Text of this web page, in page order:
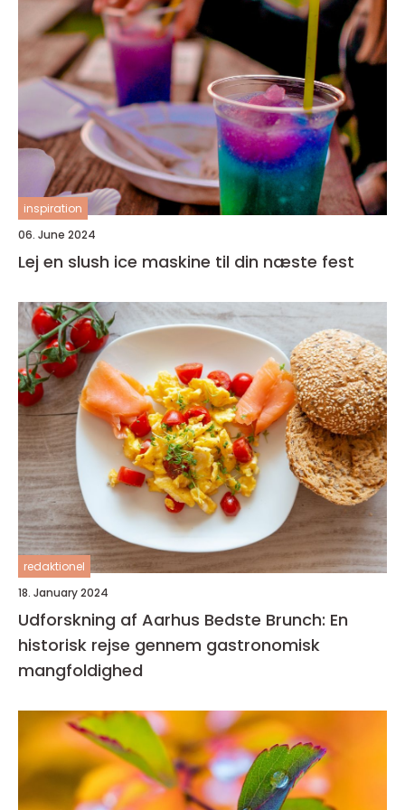
inspiration
06. June 2024
Lej en slush ice maskine til din næste fest
redaktionel
18. January 2024
Udforskning af Aarhus Bedste Brunch: En
historisk rejse gennem gastronomisk
mangfoldighed